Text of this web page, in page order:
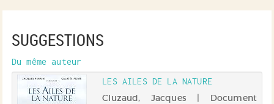
SUGGESTIONS
Du même auteur
LES AILES DE LA NATURE
Cluzaud, Jacques | Document